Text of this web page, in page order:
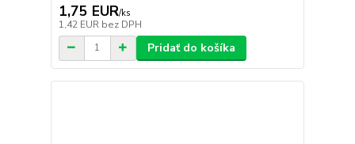
1,75 EUR/ks
1,42 EUR bez DPH
Pridať do košíka